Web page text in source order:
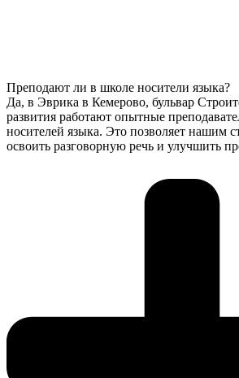
Преподают ли в школе носители языка?
Да, в Эврика в Кемерово, бульвар
развития работают опытные
носителей языка. Это позволяет нашим
освоить разговорную речь и улучшить